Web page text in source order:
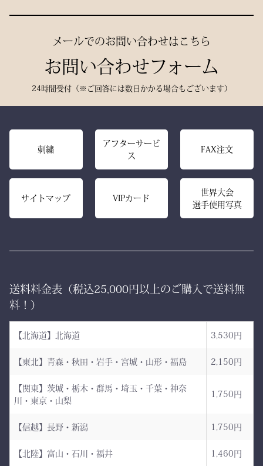
深みある色合いと、驚くほ
どの軽やかさを兼ね備え、
手にした瞬間、ふわりと温
もりを感じる風格ある仕上
がりです。
また、日本製の高精度アイ
ロン技術と熟練の縫製によ
り、
ち姿までも凛々しく映えま
日本が世界に誇る本物の
袴、その風合いをぜひご体
感ください。
統の一着 ― 武州金橋
8800 木綿袴 ―
縫製工場
感を放つ――それがベルベ
ットの力です。
派手ではない。だが、圧倒
的にかっこいい。
強い選手ほど、道具にも品
える竹刀袋です。
く守るクッション構造。
高密度ベルベットと日本製
「見た目だけ」では終わら
ます。
ただ運ぶための袋ではあり
これは、
とうための竹刀袋。
持つだけで気持ちが引き締
メールでのお問い合わせはこちら
お問い合わせフォーム
24時間受付（※ご回答には数日かかる場合もございます）
刺繍
アフターサービ
ス
FAX注文
サイトマップ VIPカード
世界大会
選手使用写真
送料料金表（税込25,000円以上のご購入で送料無
料！）
【北海道】北海道 3,530円
【東北】青森・秋田・岩手・宮城・山形・福島 2,150円
【関東】茨城・栃木・群馬・埼玉・千葉・神奈
川・東京・山梨
1,750円
【信越】長野・新潟 1,750円
【北陸】富山・石川・福井 1,460円